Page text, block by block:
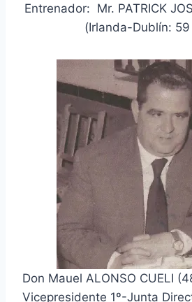
Entrenador: Mr. PATRICK
(Irlanda-Dublín:
Don Mauel ALONSO CUELI
Vicepresidente 1º-Junta